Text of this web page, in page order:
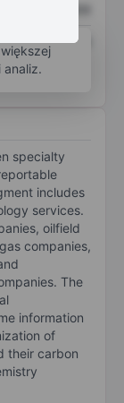
XXXXXXX
specialty
includes
services.
oilfield
companies,
The
information
of
their carbon